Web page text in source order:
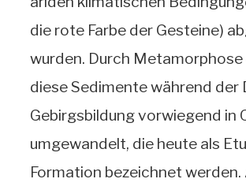
die rote Farbe der Gesteine)
wurden. Durch Metamorphose
diese Sedimente während der
Gebirgsbildung vorwiegend in
umgewandelt, die heute als
Formation bezeichnet